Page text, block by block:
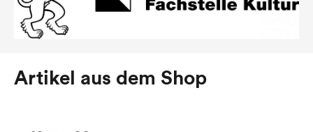
Artikel aus dem Shop